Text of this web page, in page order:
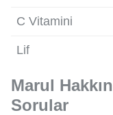
C Vitamini
Lif
Marul
Sorular